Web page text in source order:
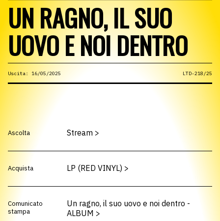
UN RAGNO, IL SUO
UOVO E NOI DENTRO
Uscita: 16/05/2025 LTD-218/25
Ascolta Stream >
Acquista LP (RED VINYL) >
Comunicato
stampa
Un ragno, il suo uovo e noi dentro -
ALBUM >